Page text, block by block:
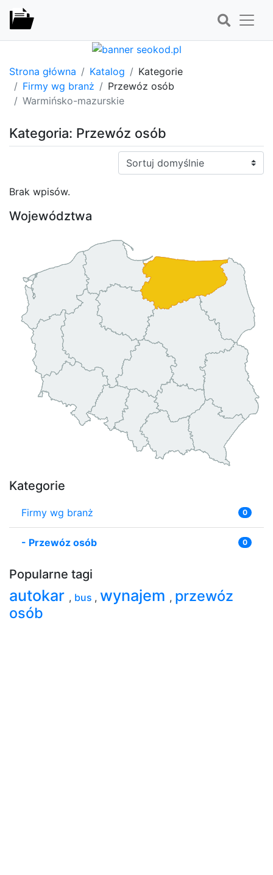
Strona główna Katalog
Kategorie
Firmy wg branż
Przewóz osób
Warmińsko-mazurskie
Kategoria: Przewóz osób
Sortuj:
Brak wpisów.
Województwa
Kategorie
Firmy wg branż 0
- Przewóz osób 0
Popularne tagi
autokar , bus , wynajem , przewóz
osób